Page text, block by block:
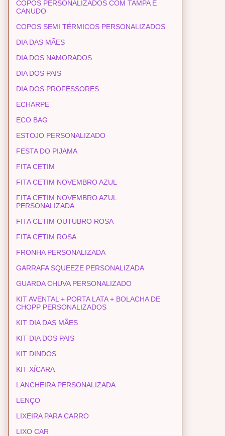
COPOS PERSONALIZADOS COM TAMPA E
CANUDO
COPOS SEMI TÉRMICOS PERSONALIZADOS
DIA DAS MÃES
DIA DOS NAMORADOS
DIA DOS PAIS
DIA DOS PROFESSORES
ECHARPE
ECO BAG
ESTOJO PERSONALIZADO
FESTA DO PIJAMA
FITA CETIM
FITA CETIM NOVEMBRO AZUL
FITA CETIM NOVEMBRO AZUL
PERSONALIZADA
FITA CETIM OUTUBRO ROSA
FITA CETIM ROSA
FRONHA PERSONALIZADA
GARRAFA SQUEEZE PERSONALIZADA
GUARDA CHUVA PERSONALIZADO
KIT AVENTAL + PORTA LATA + BOLACHA DE
CHOPP PERSONALIZADOS
KIT DIA DAS MÃES
KIT DIA DOS PAIS
KIT DINDOS
KIT XÍCARA
LANCHEIRA PERSONALIZADA
LENÇO
LIXEIRA PARA CARRO
LIXO CAR